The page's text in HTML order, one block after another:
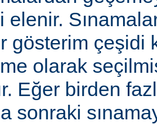
elenir.
gösterim çeşidi
olarak
Eğer birden
sonraki